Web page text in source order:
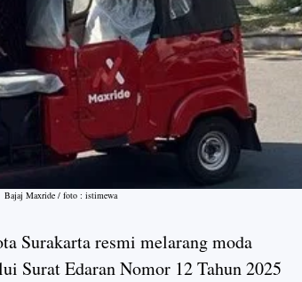
Bajaj Maxride / foto : istimewa
Surakarta resmi melarang moda
Surat Edaran Nomor 12 Tahun 2025